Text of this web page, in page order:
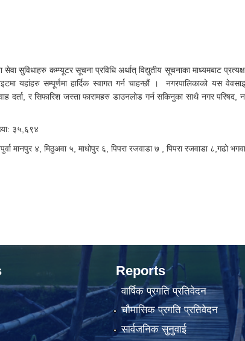
सुविधाहरु कम्प्यूटर सूचना प्रविधि अर्थात् विद्युतीय सूचनाका माध्यमबाट
यहांहरु सम्पूर्णमा हार्दिक स्वागत गर्न चाहन्छौं । नगरपालिकाको यस
दर्ता, र सिफारिश जस्ता फारामहरु डाउनलोड गर्न सकिनुका साथै नगर
३५,६९४
४, मिठुअवा ५, माधोपुर ६, पिपरा रजवाडा ७ , पिपरा रजवाडा ८,गढो
Reports
वार्षिक प्रगति प्रतिवेदन
चौमासिक प्रगति प्रतिवेदन
सार्वजनिक सुनुवाई